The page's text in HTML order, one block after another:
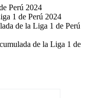
Perú 2024
1 de Perú 2024
de la Liga 1 de Perú
de la Liga 1 de